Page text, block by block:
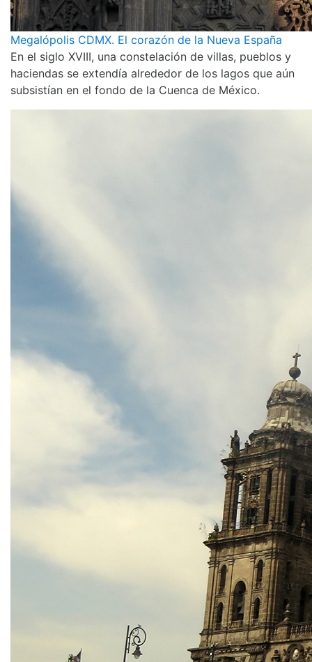
Megalópolis CDMX. El corazón de la Nueva España
En el siglo XVIII, una constelación de villas, pueblos y
haciendas se extendía alrededor de los lagos que aún
subsistían en el fondo de la Cuenca de México.